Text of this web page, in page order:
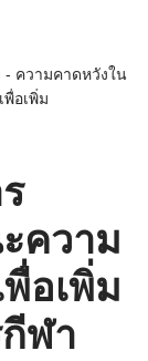
- ความคาดหวังใน
อเพิ่ม
ความ
อเพิ่ม
ฬา